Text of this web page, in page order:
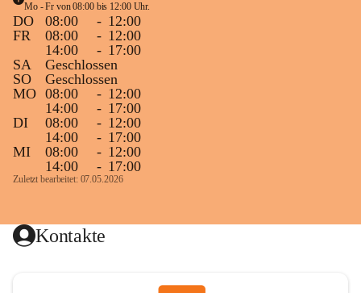
Mo - Fr von 08:00 bis 12:00 Uhr.
DO 08:00 - 12:00
FR
08:00 - 12:00
14:00
- 17:00
SA
Geschlossen
SO
Geschlossen
MO 08:00 - 12:00
14:00
- 17:00
DI
08:00 - 12:00
14:00
- 17:00
MI
08:00 - 12:00
14:00
- 17:00
Zuletzt bearbeitet: 07.05.2026
Kontakte